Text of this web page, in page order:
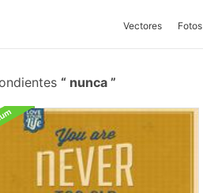
Vectores Fotos
nunca